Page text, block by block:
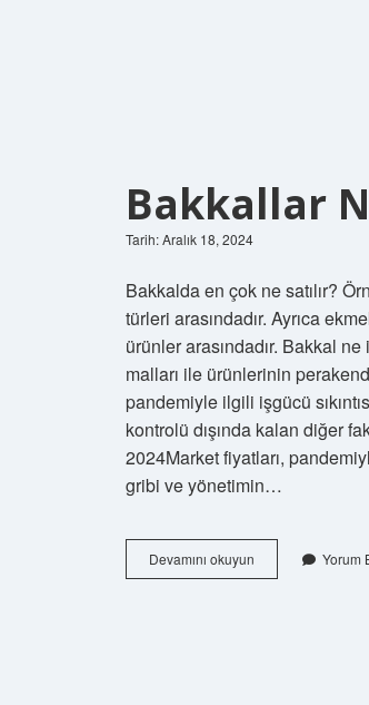
Bakkallar
Tarih: Aralık 18, 2024
Bakkalda en çok ne satılır?
türleri arasındadır. Ayrıca
ürünler arasındadır. Bakkal
malları ile ürünlerinin
pandemiyle ilgili işgücü
kontrolü dışında kalan diğer
2024Market fiyatları,
gribi ve yönetimin…
Devamını okuyun Bakkallar
Neden
Yorum